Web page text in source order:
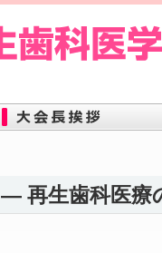
― 再生歯科医